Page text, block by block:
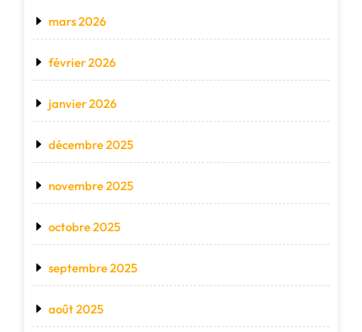
mars 2026
février 2026
janvier 2026
décembre 2025
novembre 2025
octobre 2025
septembre 2025
août 2025